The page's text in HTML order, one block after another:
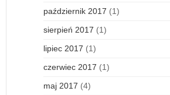
październik 2017 (1)
sierpień 2017 (1)
lipiec 2017 (1)
czerwiec 2017 (1)
maj 2017 (4)